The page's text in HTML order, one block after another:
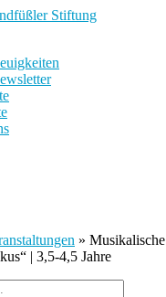
»
| 3,5-4,5 Jahre